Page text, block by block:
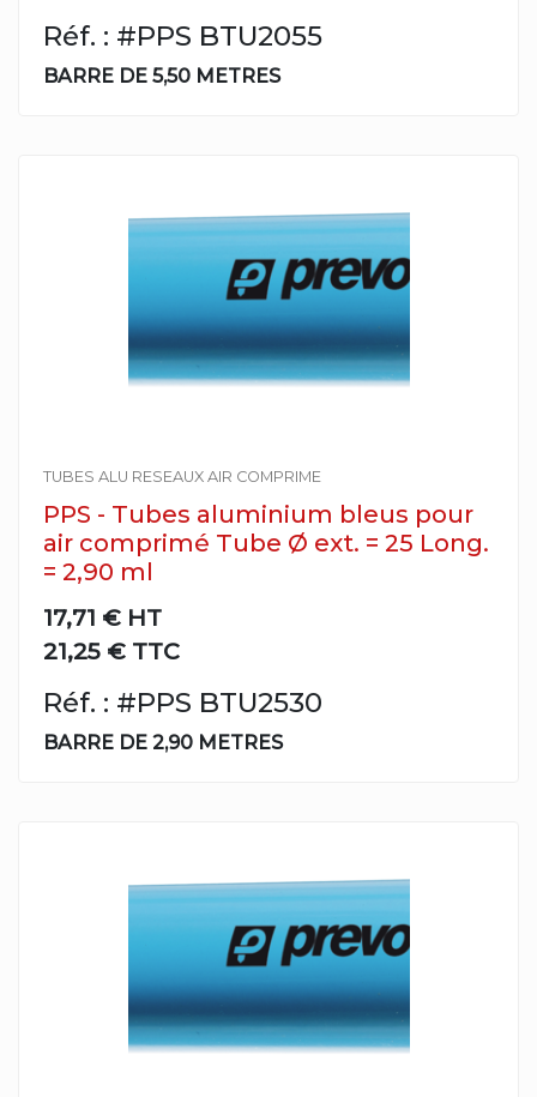
Réf. : #PPS BTU2055
BARRE DE 5,50 METRES
TUBES ALU RESEAUX AIR COMPRIME
PPS - Tubes aluminium bleus pour
air comprimé Tube Ø ext. = 25 Long.
= 2,90 ml
17,71 € HT
21,25 € TTC
Réf. : #PPS BTU2530
BARRE DE 2,90 METRES